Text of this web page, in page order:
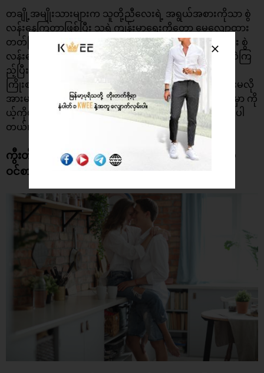
တချို့အမျိုးသားများက သူတို့ညီလေးရဲ့ အရွယ်အစားကိုသာ စွဲ
လန်းနေကြတာဖြစ်ပြီး သူ့ရဲ ကျန်းမာရေးကိုတော့ မေ့လျော့ထား
တတ်ကြပါတယ်။ ဆိုဒ် အရွယ်အစားအပေါ်မှာသာ အရူးအမူး စွဲ
လန်းနေမယ့်အစား ကွီးတို့ရဲ့ အတွေးအမြင်တွေကို ပြောင်းလဲကြ
ည့်ပြီး ကိုယ့်ဆိုဒ်နဲ့ကိုယ် ယုံကြည်ချက် အပြည့်ရှိနေအောင်
ကြိုးစားကြည့်လိုက်ပါ။ ဒါဆိုရင်တော့ ကိုယ့်ကိုယ်ကိုယ် အားမလို
အားမရ ဖြစ်တာမျိုးတွေ ရှိတော့မှာ မဟုတ်ဘဲ ဖဲမွေ့ရာထက်မှာ ကို
ယ့်ကိုယ်ကိုယ် ယုံကြည်ချက် ရှိရှိနဲ့ ချစ်တင်းနှောနိုင်မှာပဲ ဖြစ်ပါ
တယ်။
ကွီးတို့ ညီလေးက ဘယ်လောက်ကြီးကြီး သူ(မ) စိတ်မ
ဝင်စားဘူးဆိုတာ သတိရပါ